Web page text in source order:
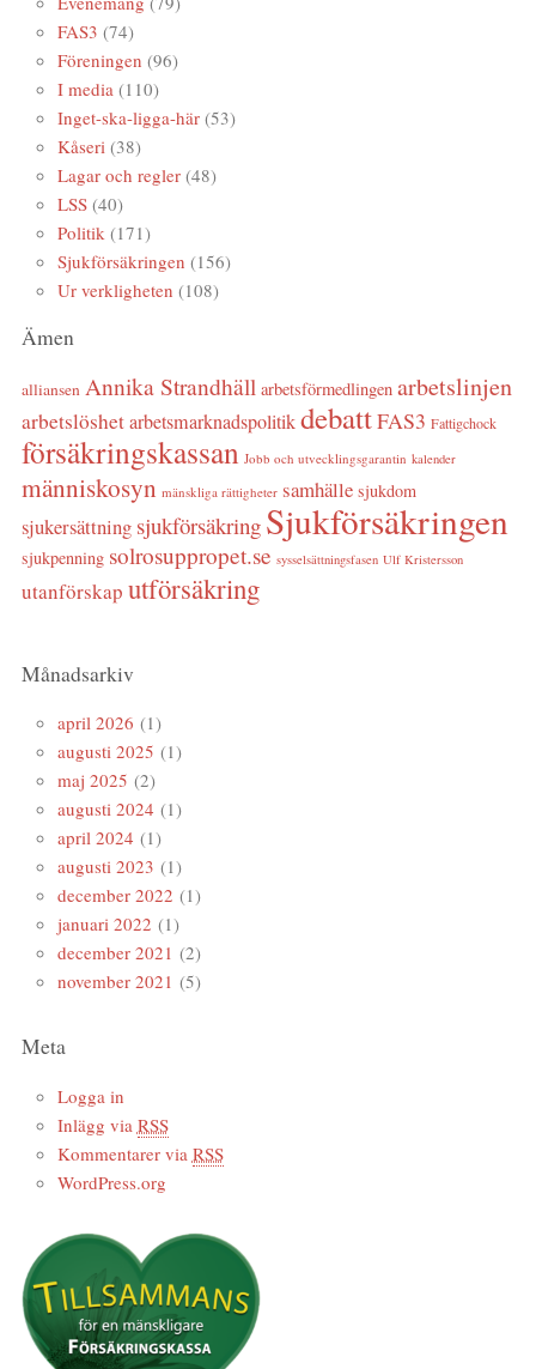
FAS3 (74)
Föreningen (96)
I media(110)
Inget-ska-ligga-här(53)
Kåseri(38)
Lagar och regler(48)
LSS(40)
Politik(171)
Sjukförsäkringen (156)
Ur verkligheten (108)
Ämen
alliansen Annika Strandhäll arbetsförmedlingen arbetslinjen
arbetslöshet arbetsmarknadspolitik debattFAS3 Fattigchock
försäkringskassan Jobb och utvecklingsgarantin kalender
människosyn mänskliga rättigheter samhälle sjukdom
sjukersättning sjukförsäkring Sjukförsäkringen
sjukpenning solrosuppropet.se sysselsättningsfasen Ulf Kristersson
utanförskap utförsäkring
Månadsarkiv
april 2026 (1)
augusti 2025 (1)
maj 2025 (2)
augusti 2024 (1)
april 2024 (1)
augusti 2023 (1)
december 2022 (1)
januari 2022 (1)
december 2021 (2)
november 2021 (5)
Meta
Logga in
Inlägg via RSS
Kommentarer via RSS
WordPress.org